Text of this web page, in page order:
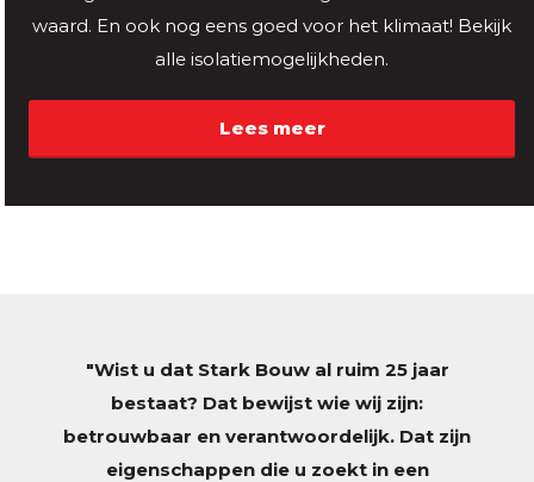
waard. En ook nog eens goed voor het klimaat! Bekijk
alle isolatiemogelijkheden.
Lees meer
"Wist u dat Stark Bouw al ruim 25 jaar
bestaat? Dat bewijst wie wij zijn:
betrouwbaar en verantwoordelijk. Dat zijn
eigenschappen die u zoekt in een